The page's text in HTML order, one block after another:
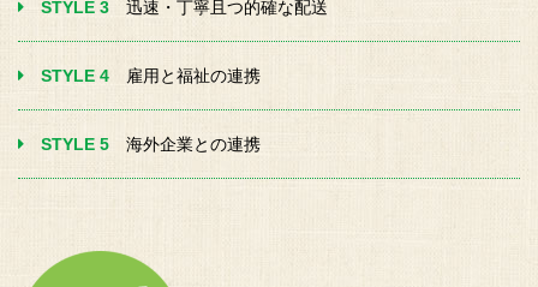
STYLE 3 迅速・丁寧且つ的確な配送
STYLE 4 雇用と福祉の連携
STYLE 5 海外企業との連携